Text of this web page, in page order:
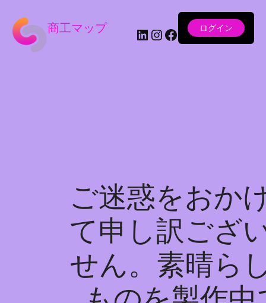
商工マップ LinkedIn Instagram Facebook ログイン
ご迷惑をおか
て申し訳ござ
せん。素晴ら